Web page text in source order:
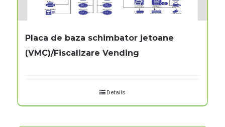
Placa de baza schimbator jetoane
(VMC)/Fiscalizare Vending
Details